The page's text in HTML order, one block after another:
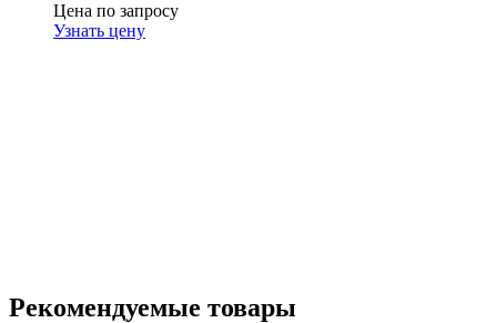
Цена по запросу
Узнать цену
Рекомендуемые товары